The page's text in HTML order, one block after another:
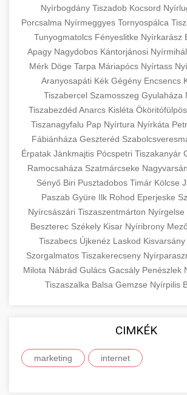
onlinemarketing101.biz
search optimization experts
with experienced surgeons.
procedures, recovery, and
for cosmetic
szeptest.com cosmetic
✨ 10. hasplasztika
Expert tummy tuck procedures to
flatter, more toned abdomen.
with certified plastic surgeons
comprehensive aftercare.
szeptest.com
abdomen contouring
👁️ szemhejplasztika
Professional blepharoplasty
refresh your appearance. Upper
eyelid surgery with experienced
surgeons.
szeptest.com eyelid
📈 Paciensek
Növelése
Case study showcasing 150%
patient consultations through
marketing. Learn proven
growth.
gildedeu.org clinic
🏥 Klinika Sikere
Esettanulmány
Detailed analysis of successful
resulting in significant patient
improvements and practice
checkmydentist.com
🤖 AI Marketing
Discover how AI-driven
increased patient registrations
life3.net AI marketing
🎯 Praxis Felfuttatása
practice. Proven strategies for
acquisition, retention, and
development.
Növekedés
Nyírbogdány Tiszadob Kocsord
Porcsalma Nyírmeggyes Tornyospálca
Tunyogmatolcs Fényeslitke Nyírkarász
Apagy Nagydobos Kántorjánosi
Mérk Döge Tarpa Máriapócs Nyírtass
Aranyosapáti Kék Gégény Encsencs
Tiszabercel Szamosszeg Gyulaháza
Tiszabezdéd Anarcs Kisléta Ököritófülpös
Tiszanagyfalu Pap Nyírtura Nyírkáta
Fábiánháza Geszteréd
Érpatak Jánkmajtis Pócspetri Tiszakanyár
Ramocsaháza Szatmárcseke
Sényő Biri Pusztadobos Timár Kölcse
Paszab Gyüre Ilk Rohod Eperjeske
Nyírcsászári Tiszaszentmárton Nyírgelse
Beszterec Székely Kisar Nyíribrony
Tiszabecs Újkenéz Laskod Kisvarsány
Szorgalmatos Tiszakerecseny
Milota Nábrád Gulács Gacsály Penészlek
Tiszaszalka Balsa Gemzse Nyírpilis
CIMKÉK
marketing internet